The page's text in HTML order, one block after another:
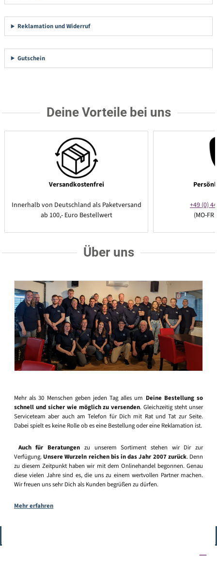
Reklamation und Widerruf
Gutschein
Deine Vorteile bei uns
Versandkostenfrei
Innerhalb von Deutschland als Paketversand
ab 100,- Euro Bestellwert
+49 (0)
(MO-
Über uns
Mehr als 30 Menschen geben jeden Tag alles um Deine Bestellung so
schnell und sicher wie möglich zu versenden. Gleichzeitig steht unser
Serviceteam aber auch am Telefon für Dich mit Rat und Tat zur Seite.
Dabei spielt es keine Rolle ob es eine Bestellung oder eine Reklamation ist.
Auch für Beratungen zu unserem Sortiment stehen wir Dir zur
Verfügung. Unsere Wurzeln reichen bis in das Jahr 2007 zurück. Denn
zu diesem Zeitpunkt haben wir mit dem Onlinehandel begonnen. Genau
diese vielen Jahre sind es, die uns zu einem wertvollen Partner machen.
Wir freuen uns sehr Dich als Kunden begrüßen zu dürfen.
Mehr erfahren